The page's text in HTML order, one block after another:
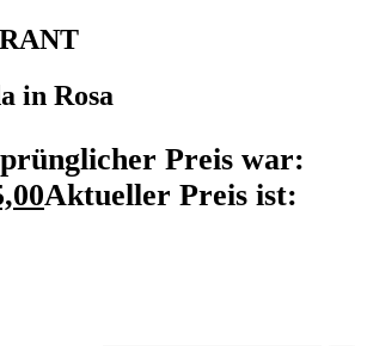
in Rosa
Preis war:
Aktueller Preis ist: